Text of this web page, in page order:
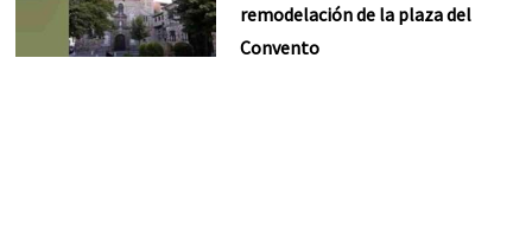
remodelación de la plaza del
Convento